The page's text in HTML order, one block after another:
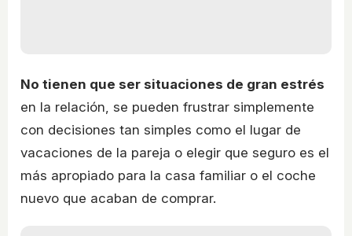
No tienen que ser situaciones de gran estrés
en la relación, se pueden frustrar simplemente
con decisiones tan simples como el lugar de
vacaciones de la pareja o elegir que seguro es el
más apropiado para la casa familiar o el coche
nuevo que acaban de comprar.